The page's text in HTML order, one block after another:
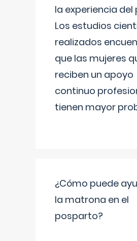
la experiencia del
Los estudios
realizados
que las mujeres
reciben un apoyo
continuo
tienen mayor
¿Cómo puede
la matrona en el
posparto?